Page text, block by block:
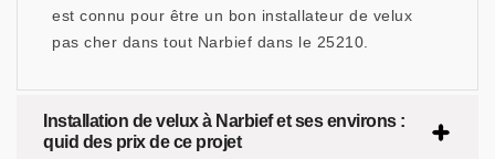
est connu pour être un bon installateur de velux
pas cher dans tout Narbief dans le 25210.
Installation de velux à Narbief et ses environs :
quid des prix de ce projet